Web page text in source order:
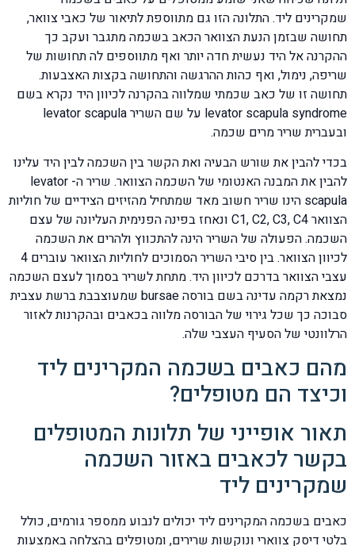
שמקרינים ליד. התלונה הזו גם מתווספת לתיאור של כאבי צוואר,
תחושה שבזמן הנעת הצוואר הכאב בשכמה מתגבר ועקב כך
ההקרנה אל היד נעשית חדה יותר ואף מתווספים לה תחושות של
שריפה, נימול, ואף כהות ההרגשה והתחושה בקצות האצבעות.
תחושה זו של כאב שכמתי שמלווה בהקרנה לכיוון היד נקרא בשם
levator scapula syndrome על שם השריר levator scapula
ובעברית שריר מרים שכמה.
בכדי להבין את שורש הבעיה ואת הקשר בין השכמה לבין היד עלינו
להבין את המבנה האנטומי של השכמה הצוואר. שריר ה- levator
scapula הינו שריר חשוב מאד שמתחיל מהזיזים הצידיים של חוליות
הצוואר C1, C2, C3, C4 ונאחז בפינה הפנימית העליונה של עצם
השכמה. הפעולה של השריר הינה להתכווץ ולהרים את השכמה
לכיוון הצוואר. בין סיבי השריר הסמוכים לחוליות הצוואר עוברים 4
עצבי הצוואר בדרכם לכיוון היד. מתחת לשריר בסמוך לעצם השכמה
נמצאת רקמה עדינה בשם בורסה bursae שמעוצבבת ברשת עצבית
סבוכה כך שכל גירוי של הבורסה מלווה בכאבים ובהקרנות לאזור
הרלוונטי של הסעיף העצבי שלה.
מהם כאבים בשכמה המקרינים ליד
וכיצד הם מטופלים?
תאור אופייני של תלונות המטופלים
בקשר לכאבים באזור השכמה
שמקרינים ליד
כאבים בשכמה המקרינים ליד יכולים לנבוע ממספר גורמים, כולל
בלטי דיסק צווארי ונוקשות שרירים, ומטופלים בהצלחה באמצעות